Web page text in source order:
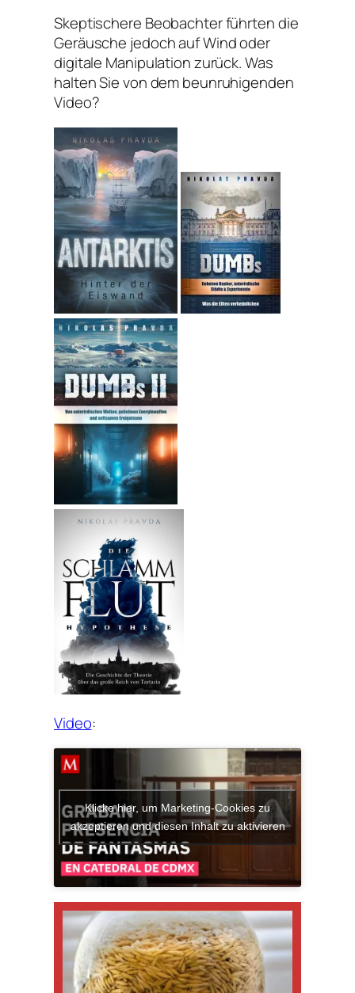
Skeptischere Beobachter führten die
Geräusche jedoch auf Wind oder
digitale Manipulation zurück. Was
halten Sie von dem beunruhigenden
Video?
Video:
Klicke hier, um Marketing-Cookies zu
akzeptieren und diesen Inhalt zu aktivieren